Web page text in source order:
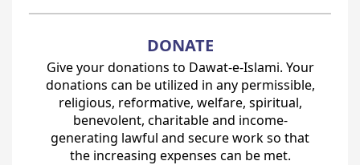
DONATE
Give your donations to Dawat-e-Islami. Your
donations can be utilized in any permissible,
religious, reformative, welfare, spiritual,
benevolent, charitable and income-
generating lawful and secure work so that
the increasing expenses can be met.